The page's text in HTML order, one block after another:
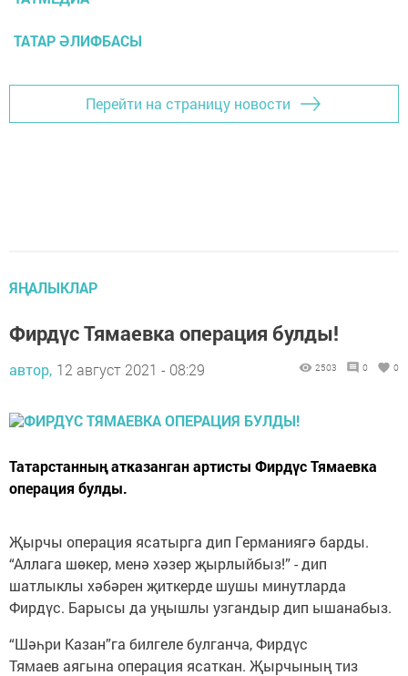
ТАТАР ӘЛИФБАСЫ
Перейти на страницу новости
ЯҢАЛЫКЛАР
Фирдүс Тямаевка операция булды!
автор, 12 август 2021 - 08:29 2503 0 0
Татарстанның атказанган артисты Фирдүс Тямаевка
операция булды.
Җырчы операция ясатырга дип Германиягә барды.
“Аллага шөкер, менә хәзер җырлыйбыз!” - дип
шатлыклы хәбәрен җиткерде шушы минутларда
Фирдүс. Барысы да уңышлы узгандыр дип ышанабыз.
“Шәһри Казан”га билгеле булганча, Фирдүс
Тямаев аягына операция ясаткан. Җырчының тиз